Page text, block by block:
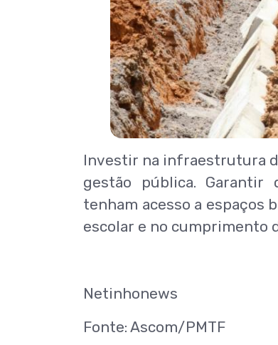
Investir na infraestrutura
gestão pública. Garantir
tenham acesso a espaços
escolar e no cumprimento
Netinhonews
Fonte: Ascom/PMTF